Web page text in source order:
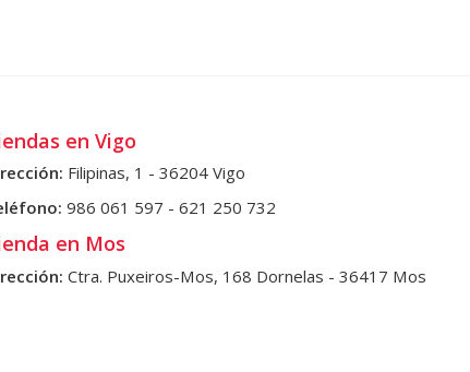
en Vigo
Filipinas, 1 - 36204 Vigo
986 061 597 - 621 250 732
en Mos
Ctra. Puxeiros-Mos, 168 Dornelas - 36417 Mos